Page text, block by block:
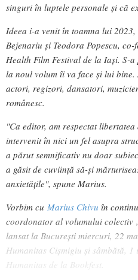
singuri în luptele personale și că
Ideea i-a venit în toamna lui
Bejenariu și Teodora Popescu,
Health Film Festival de la Iași. S-
la noul volum îi va face și lui bine.
actori, regizori, dansatori,
românesc.
"Ca editor, am respectat
intervenit în nici un fel asupra
a părut semnificativ nu doar
a găsit de cuviință să-și
anxietățile", spune Marius.
Vorbim cu Marius Chivu în
coordonator al volumului colectiv
lansat la București miercuri, 22
Humanitas Cișmigiu și sâmbătă,
Humanitas de la Bookfest.